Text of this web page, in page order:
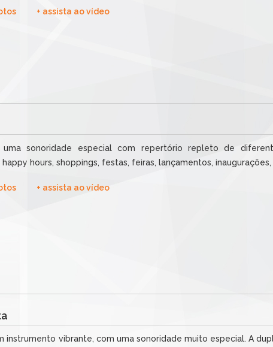
+ assista ao vídeo
sonoridade especial com repertório repleto de
hours, shoppings, festas, feiras, lançamentos,
+ assista ao vídeo
instrumento vibrante, com uma sonoridade muito especial. A